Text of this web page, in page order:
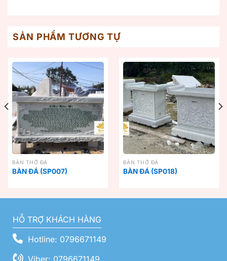
SẢN PHẨM TƯƠNG TỰ
BÀN THỜ ĐÁ
BÀN ĐÁ (SP007)
BÀN THỜ ĐÁ
BÀN ĐÁ (SP018)
HỖ TRỢ KHÁCH HÀNG
Hotline: 0796671149